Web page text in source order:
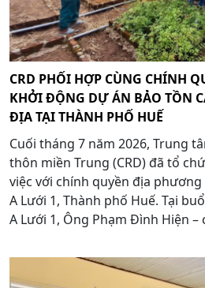
CRD PHỐI HỢP CÙNG CHÍNH
KHỞI ĐỘNG DỰ ÁN BẢO TỒN
ĐỊA TẠI THÀNH PHỐ HUẾ
Cuối tháng 7 năm 2026, Trung
thôn miền Trung (CRD) đã tổ
việc với chính quyền địa
A Lưới 1, Thành phố Huế. Tại
A Lưới 1, Ông Phạm Đình Hiện –